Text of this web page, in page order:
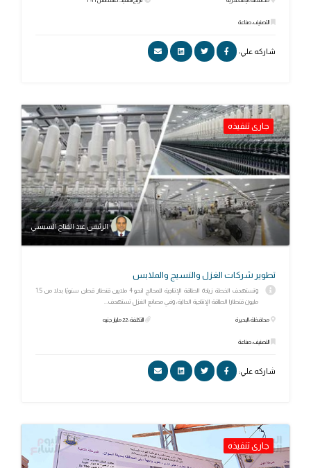
التصنيف: صناعة
شاركه علي:
جارى تنفيذه
الرئيس عبد الفتاح السيسي
تطوير شركات الغزل والنسيج والملابس
وتستهدف الخطة زيادة الطاقة الإنتاجية للمحالج لنحو 4 ملايين قنطار قطن سنويًا بدلا من 1.5
مليون قنطارا الطاقة الإنتاجية الحالية، وفي مصانع الغزل تستهدف...
محافظة: البحيرة
التصنيف: صناعة
التكلفة: 22 مليار جنيه
شاركه علي:
جارى تنفيذه